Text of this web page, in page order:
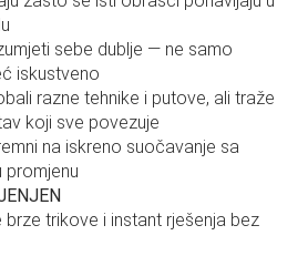
sebe dublje — ne samo
iskustveno
razne tehnike i putove, ali traže
koji sve povezuje
na iskreno suočavanje sa
promjenu
brze trikove i instant rješenja bez